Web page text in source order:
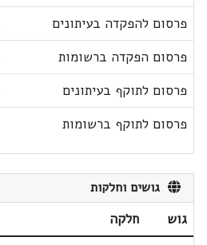
פרסום להפקדה בעיתונים
פרסום הפקדה ברשומות
פרסום לתוקף בעיתונים
פרסום לתוקף ברשומות
גושים וחלקות
גוש
חלקה